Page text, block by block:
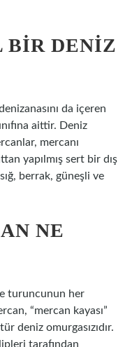
BIR DENIZ
da içeren
aittir. Deniz
mercanı
yapılmış sert bir dış
berrak, güneşli ve
NE
turuncunun her
“mercan kayası”
deniz omurgasızıdır.
tarafından